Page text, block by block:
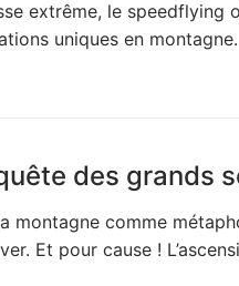
extrême, le speedflying
uniques en montagne.
des grands
montagne comme
Et pour cause !